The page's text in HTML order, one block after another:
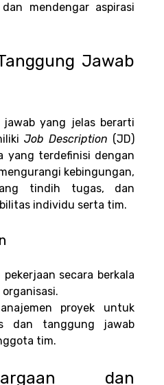
mendengar aspirasi
Jawab
yang jelas berarti
Job Description (JD)
yang terdefinisi dengan
kebingungan,
tindih tugas, dan
individu serta tim.
secara berkala
proyek untuk
dan tanggung jawab
tim.
dan